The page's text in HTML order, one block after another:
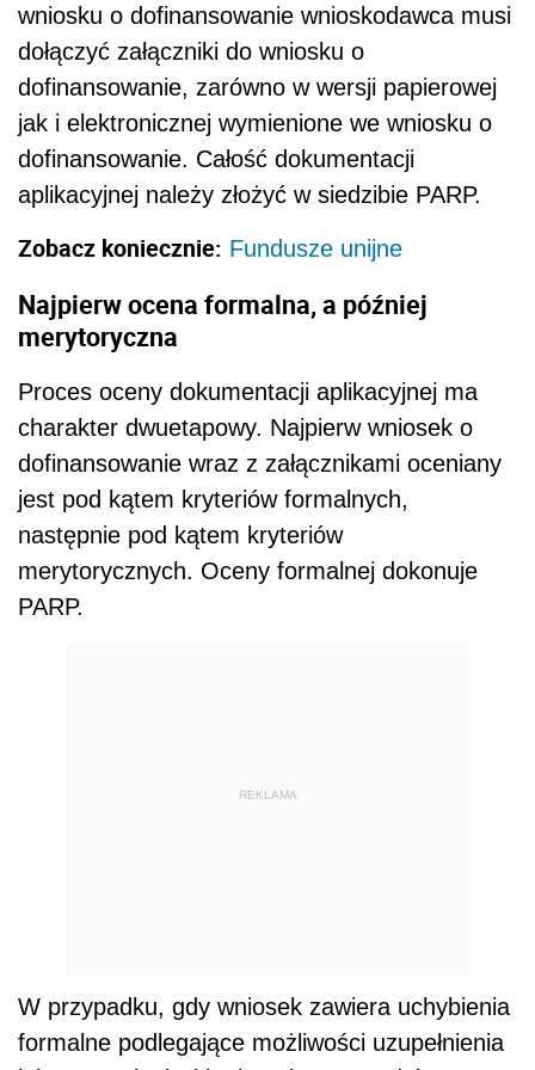
wniosku o dofinansowanie wnioskodawca musi
dołączyć załączniki do wniosku o
dofinansowanie, zarówno w wersji papierowej
jak i elektronicznej wymienione we wniosku o
dofinansowanie. Całość dokumentacji
aplikacyjnej należy złożyć w siedzibie PARP.
Zobacz koniecznie: Fundusze unijne
Najpierw ocena formalna, a później
merytoryczna
Proces oceny dokumentacji aplikacyjnej ma
charakter dwuetapowy. Najpierw wniosek o
dofinansowanie wraz z załącznikami oceniany
jest pod kątem kryteriów formalnych,
następnie pod kątem kryteriów
merytorycznych. Oceny formalnej dokonuje
PARP.
REKLAMA
W przypadku, gdy wniosek zawiera uchybienia
formalne podlegające możliwości uzupełnienia